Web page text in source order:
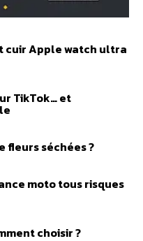
cuir Apple watch ultra
TikTok… et
fleurs séchées ?
moto tous risques​
choisir ?